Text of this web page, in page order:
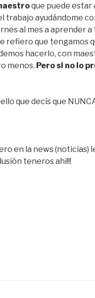
que puede estar
trabajo ayudándome
al mes a aprender a
refiero que tengamos
hacerlo, con
menos. Pero si no lo
que decís que
en la news (noticias)
teneros ahi!!!